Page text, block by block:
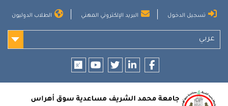
تسجيل الدخول البريد الإلكتروني المهني الطلاب الدوليون
عربي